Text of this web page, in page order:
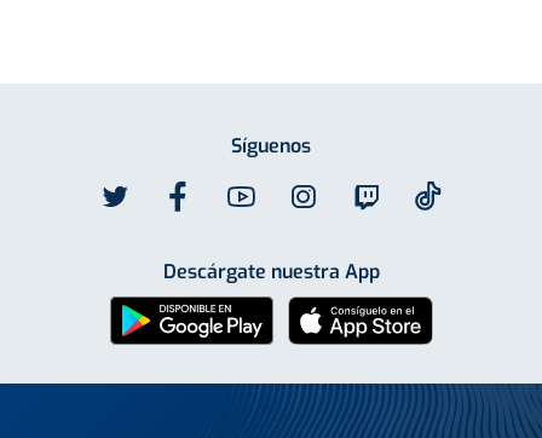
Síguenos
Descárgate nuestra App